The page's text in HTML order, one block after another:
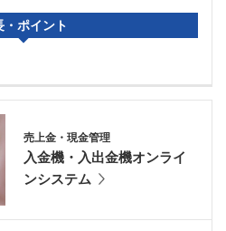
・ポイント
売上金・現金管理
入金機・入出金機オンライ
ンシステム